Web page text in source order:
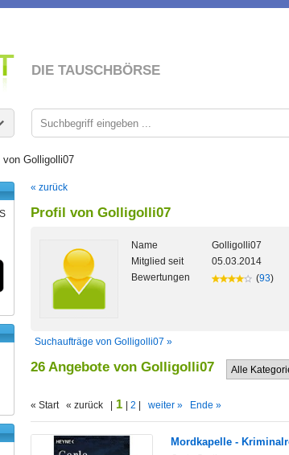
DIE TAUSCHBÖRSE
von Golligolli07
« zurück
Profil von Golligolli07
Name
Golligolli07
Mitglied seit
05.03.2014
Bewertungen
(93)
Suchaufträge von Golligolli07 »
26 Angebote von Golligolli07
« Start « zurück | 1 2 weiter » Ende »
Mordkapelle -